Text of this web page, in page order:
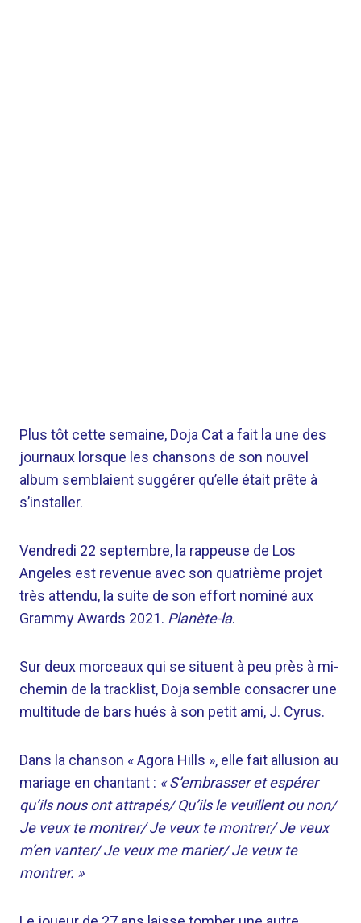
Plus tôt cette semaine, Doja Cat a fait la une des
journaux lorsque les chansons de son nouvel
album semblaient suggérer qu’elle était prête à
s’installer.
Vendredi 22 septembre, la rappeuse de Los
Angeles est revenue avec son quatrième projet
très attendu, la suite de son effort nominé aux
Grammy Awards 2021. Planète-la.
Sur deux morceaux qui se situent à peu près à mi-
chemin de la tracklist, Doja semble consacrer une
multitude de bars hués à son petit ami, J. Cyrus.
Dans la chanson « Agora Hills », elle fait allusion au
mariage en chantant : « S’embrasser et espérer
qu’ils nous ont attrapés/ Qu’ils le veuillent ou non/
Je veux te montrer/ Je veux te montrer/ Je veux
m’en vanter/ Je veux me marier/ Je veux te
montrer. »